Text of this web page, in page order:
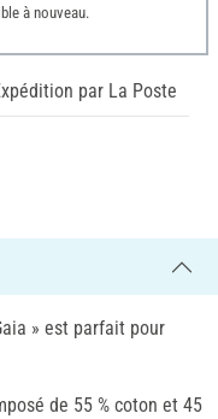
à nouveau.
par La Poste
» est parfait pour
de 55 % coton et 45